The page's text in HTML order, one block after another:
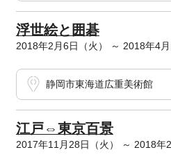
浮世絵と囲碁
2018年2月6日（火） ～ 2018年4月
静岡市東海道広重美術館
江戸⇔東京百景
2017年11月28日（火） ～ 2018年2